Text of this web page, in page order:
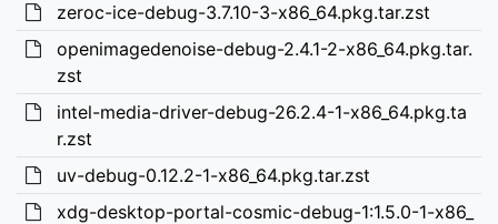
zeroc-ice-debug-3.7.10-3-x86_64.pkg.tar.zst
openimagedenoise-debug-2.4.1-2-x86_64.pkg.tar.
zst
intel-media-driver-debug-26.2.4-1-x86_64.pkg.ta
r.zst
uv-debug-0.12.2-1-x86_64.pkg.tar.zst
xdg-desktop-portal-cosmic-debug-1:1.5.0-1-x86_